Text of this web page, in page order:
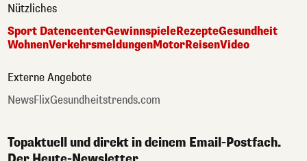
Nützliches
Sport DatencenterGewinnspieleRezepteGesundheit
WohnenVerkehrsmeldungenMotorReisenVideo
Externe Angebote
NewsFlixGesundheitstrends.com
Topaktuell und direkt in deinem Email-Postfach.